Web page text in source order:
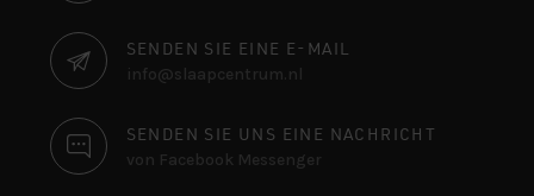
SENDEN SIE EINE E-MAIL
info@slaapcentrum.nl
SENDEN SIE UNS EINE NACHRICHT
von Facebook Messenger